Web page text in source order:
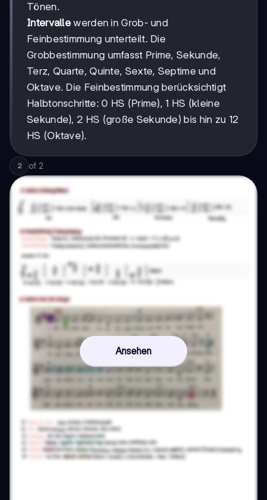
Tönen.
Intervalle werden in Grob- und
Feinbestimmung unterteilt. Die
Grobbestimmung umfasst Prime, Sekunde,
Terz, Quarte, Quinte, Sexte, Septime und
Oktave. Die Feinbestimmung berücksichtigt
Halbtonschritte: 0 HS (Prime), 1 HS (kleine
Sekunde), 2 HS (große Sekunde) bis hin zu 12
HS (Oktave).
2 of 2
Ansehen